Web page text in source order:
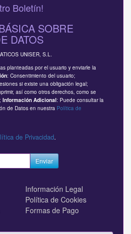
Boletín!
SOBRE
DATOS
UNISER, S.L.
planteadas por el usuario y enviarle la
: Consentimiento del usuario;
si existe una obligación legal;
así como otros derechos, como se
Información Adicional: Puede consultar la
de Datos en nuestra Política de
de Privacidad.
Enviar
Información Legal
Política de Cookies
Formas de Pago